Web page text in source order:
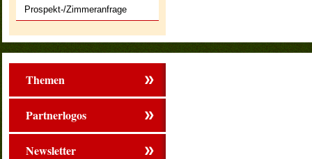
Prospekt-/Zimmeranfrage
Themen
Partnerlogos
Newsletter